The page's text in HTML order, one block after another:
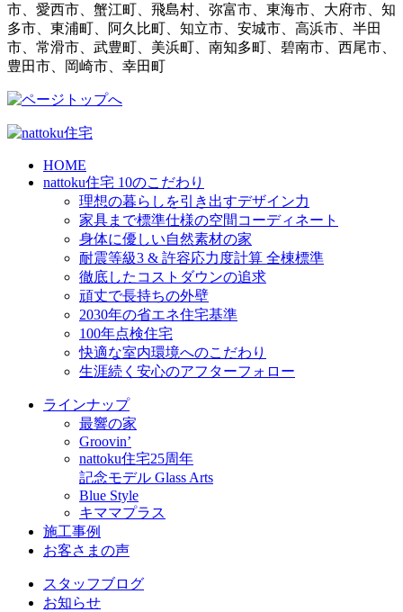
市、愛西市、蟹江町、飛島村、弥富市、東海市、大府市、知
多市、東浦町、阿久比町、知立市、安城市、高浜市、半田
市、常滑市、武豊町、美浜町、南知多町、碧南市、西尾市、
豊田市、岡崎市、幸田町
HOME
nattoku住宅 10のこだわり
理想の暮らしを引き出すデザイン力
家具まで標準仕様の空間コーディネート
身体に優しい自然素材の家
耐震等級3 & 許容応力度計算 全棟標準
徹底したコストダウンの追求
頑丈で長持ちの外壁
2030年の省エネ住宅基準
100年点検住宅
快適な室内環境へのこだわり
生涯続く安心のアフターフォロー
ラインナップ
最響の家
Groovin’
nattoku住宅25周年
記念モデル Glass Arts
Blue Style
キママプラス
施工事例
お客さまの声
スタッフブログ
お知らせ